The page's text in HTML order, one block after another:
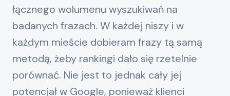
łącznego wolumenu wyszukiwań na
badanych frazach. W każdej niszy i w
każdym mieście dobieram frazy tą samą
metodą, żeby rankingi dało się rzetelnie
porównać. Nie jest to jednak cały jej
potencjał w Google, ponieważ klienci